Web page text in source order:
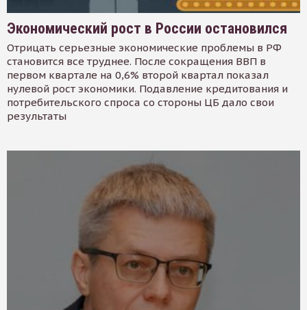
Экономический рост в России остановился
Отрицать серьезные экономические проблемы в РФ
становится все труднее. После сокращения ВВП в
первом квартале на 0,6% второй квартал показал
нулевой рост экономики. Подавление кредитования и
потребительского спроса со стороны ЦБ дало свои
результаты